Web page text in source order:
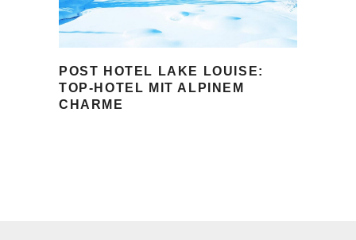
POST HOTEL LAKE LOUISE:
TOP-HOTEL MIT ALPINEM
CHARME